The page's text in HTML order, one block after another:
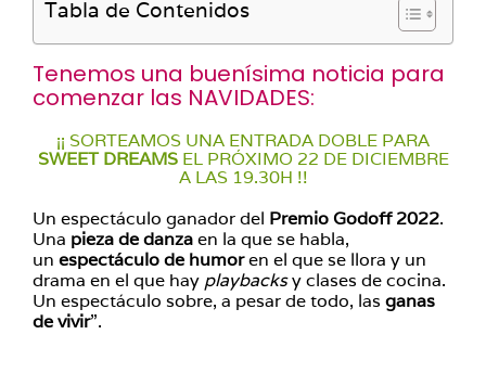
Tabla de Contenidos
Tenemos una buenísima noticia para
comenzar las NAVIDADES:
¡¡ SORTEAMOS UNA ENTRADA DOBLE PARA
SWEET DREAMSEL PRÓXIMO 22 DE DICIEMBRE
A LAS 19.30H !!
Un espectáculo ganador del Premio Godoff 2022.
Una pieza de danzaen la que se habla,
un espectáculo de humoren el que se llora y un
drama en el que hay playbacksy clases de cocina.
Un espectáculo sobre, a pesar de todo, las ganas
de vivir”.